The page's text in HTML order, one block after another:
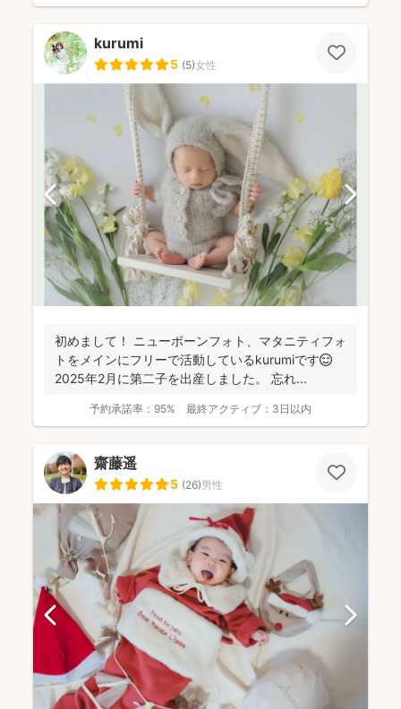
kurumi
5 (5)女性
初めまして！ ニューボーンフォト、マタニティフォ
トをメインにフリーで活動しているkurumiです😊
2025年2月に第二子を出産しました。 忘れ...
予約承諾率： 95% 最終アクティブ： 3日以内
齋藤遥
5 (26)男性